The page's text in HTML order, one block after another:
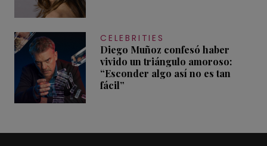
CELEBRITIES
Diego Muñoz confesó haber
vivido un triángulo amoroso:
“Esconder algo así no es tan
fácil”